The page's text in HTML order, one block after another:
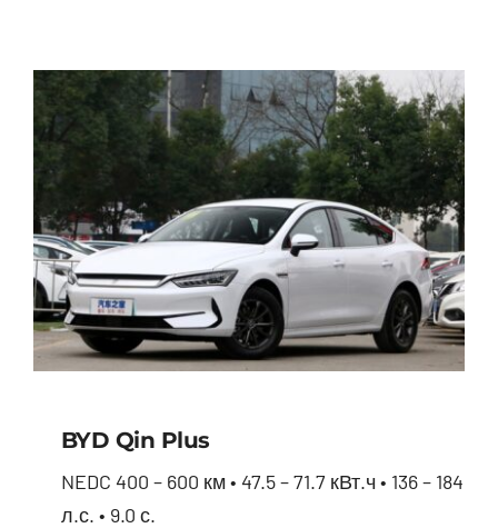
BYD Qin Plus
NEDC 400 – 600 км • 47.5 – 71.7 кВт.ч • 136 – 184
л.с. • 9.0 с.